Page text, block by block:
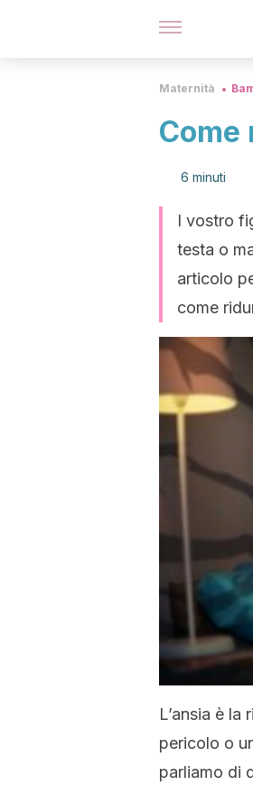
Maternità
Come
6 minuti
I vostro
testa o
articolo
come
L’ansia è
pericolo o
parliamo di